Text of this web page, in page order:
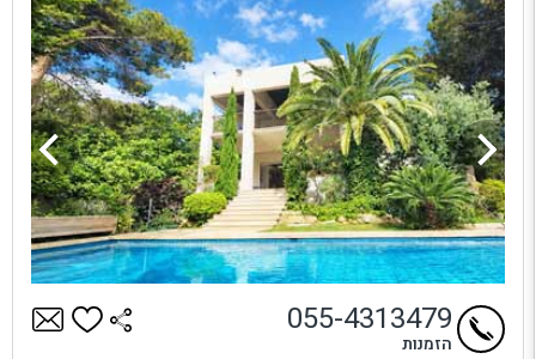
055-4313479
הזמנות